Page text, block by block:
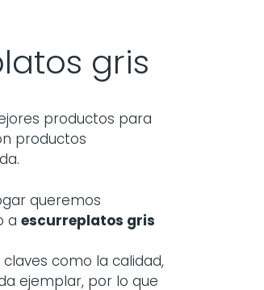
gris
productos para
productos
queremos
a escurreplatos gris
como la calidad,
ejemplar, por lo que